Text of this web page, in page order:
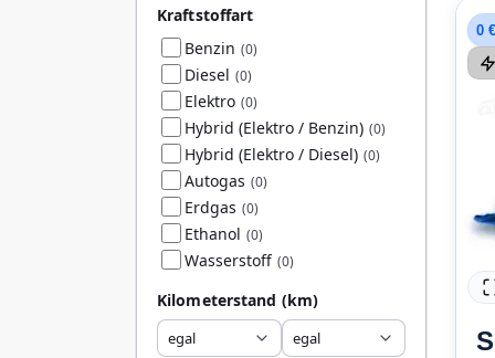
Kraftstoffart
Benzin (0)
Diesel (0)
Elektro (0)
Hybrid (Elektro / Benzin) (0)
Hybrid (Elektro / Diesel) (0)
Autogas (0)
Erdgas (0)
Ethanol (0)
Wasserstoff (0)
Kilometerstand (km)
egal egal
0